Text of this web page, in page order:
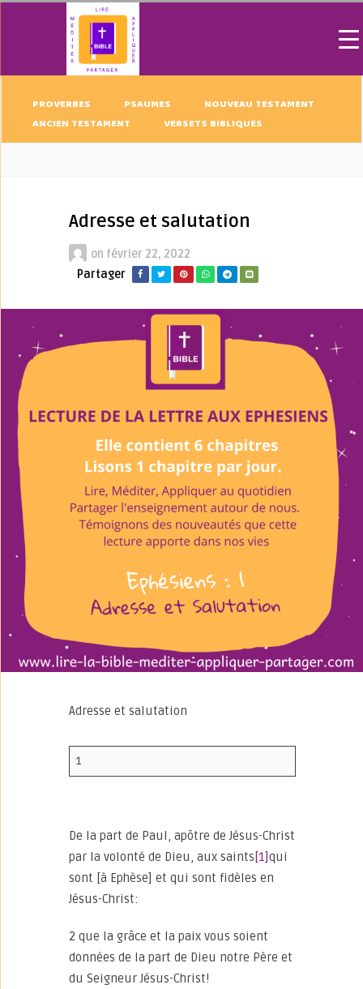
PROVERBES PSAUMES
NOUVEAU TESTAMENT
ANCIEN TESTAMENT
VERSETS BIBLIQUES
Adresse et salutation
on février 22, 2022
Partager
Adresse et salutation
1
De la part de Paul, apôtre de Jésus-Christ
par la volonté de Dieu, aux saints [1]qui
sont [à Ephèse] et qui sont fidèles en
Jésus-Christ:
2 que la grâce et la paix vous soient
données de la part de Dieu notre Père et
du Seigneur Jésus-Christ!